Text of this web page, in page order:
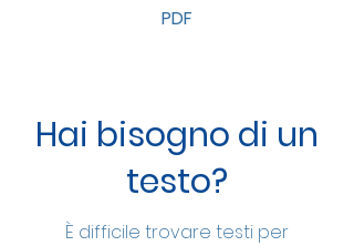
PDF
Hai bisogno di un
testo?
È difficile trovare testi per